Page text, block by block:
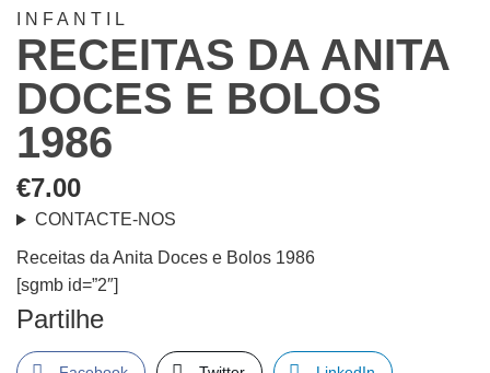
INFANTIL
RECEITAS DA ANITA
DOCES E BOLOS
1986
€7.00
CONTACTE-NOS
Receitas da Anita Doces e Bolos 1986
[sgmb id=”2″]
Partilhe